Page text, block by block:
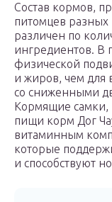
Состав кормов,
питомцев разных
различен по
ингредиентов. В
физической
и жиров, чем для
со сниженными
Кормящие самки,
пищи корм Дог
витаминным
которые
и способствуют